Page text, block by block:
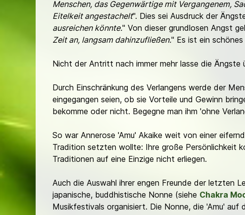
Menschen, das Gegenwärtige mit Vergangenem,
Eitelkeit angestachelt". Dies sei Ausdruck der
ausreichen könnte." Von dieser grundlosen Angst
Zeit an, langsam dahinzufließen." Es ist ein
Nicht der Antritt nach immer mehr lasse die Ängste
Durch Einschränkung des Verlangens werde der
eingegangen seien, ob sie Vorteile und Gewinn
bekomme oder nicht. Begegne man ihm 'ohne
So war Annerose 'Amu' Akaike weit von einer
Tradition setzten wollte: Ihre große Persönlichkeit
Traditionen auf eine Einzige nicht erliegen.
Auch die Auswahl ihrer engen Freunde der letzten
japanische, buddhistische Nonne (siehe Chakra
Musikfestivals organisiert. Die Nonne, die 'Amu'